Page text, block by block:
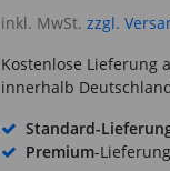
inkl. MwSt. zzgl.
Kostenlose Lieferung
innerhalb
Standard-
Premium-